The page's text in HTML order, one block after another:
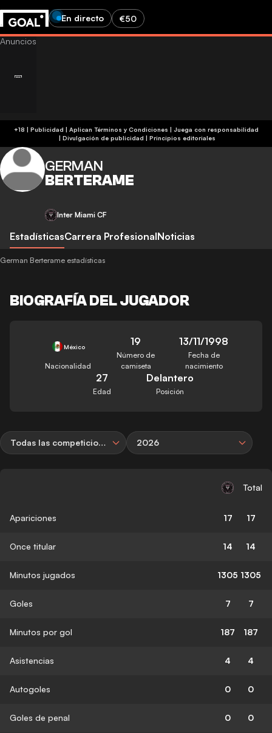
En directo €50
+18 | Publicidad | Aplican Términos y Condiciones | Juega con responsabilidad
| Divulgación de publicidad | Principios editoriales
GERMAN
BERTERAME
Inter Miami CF
EstadísticasCarrera ProfesionalNoticias
German Berterame estadísticas
BIOGRAFÍA DEL JUGADOR
México
Nacionalidad
19
Número de
camiseta
13/11/1998
Fecha de
nacimiento
27
Edad
Delantero
Posición
Todas las competiciones 2026
Total
Apariciones 17 17
Once titular 14 14
Minutos jugados 1305 1305
Goles 7 7
Minutos por gol 187 187
Asistencias 4 4
Autogoles 0 0
Goles de penal 0 0